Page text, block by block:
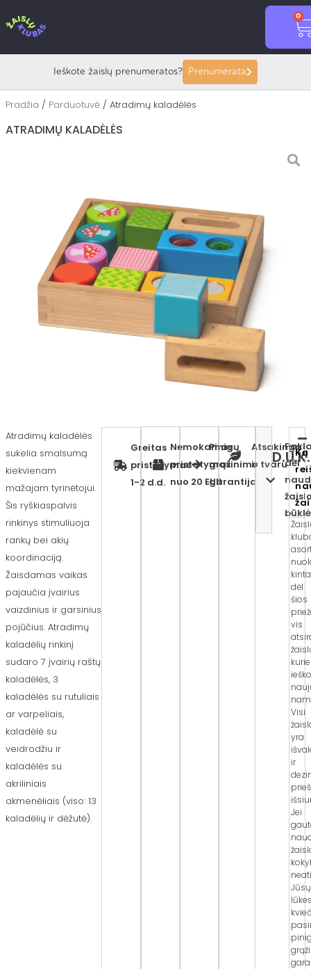
prie
0
Ieškote žaislų prenumeratos? Prenumerata
Pradžia / Parduotuvė / Atradimų kaladėlės
ATRADIMŲ KALADĖLĖS
Atradimų kaladėlės
sukelia smalsumą
kiekvienam
mažajam tyrinėtojui.
Šis ryškiaspalvis
rinkinys stimuliuoja
rankų bei akių
koordinaciją.
Žaisdamas vaikas
pajaučia įvairius
vaizdinius ir garsinius
pojūčius. Atradimų
kaladėlių rinkinį
sudaro 7 įvairių raštų
kaladėlės, 3
kaladėlės su rutuliais
ar varpeliais,
kaladėlė su
veidrodžiu ir
kaladėlės su
akriliniais
akmenėliais (viso: 13
kaladėlių ir dėžutė).
Greitas
pristatymas
1-2 d.d.
Nemokamas
pristatymas
nuo 20 EUR
Pinigų
grąžinimo
garantija
Atsakinga
ir tvarudėl
D.U.K.
Ką
dėl
šios
vis
Visi
yra
ir
prieš
Jei
Jūsų